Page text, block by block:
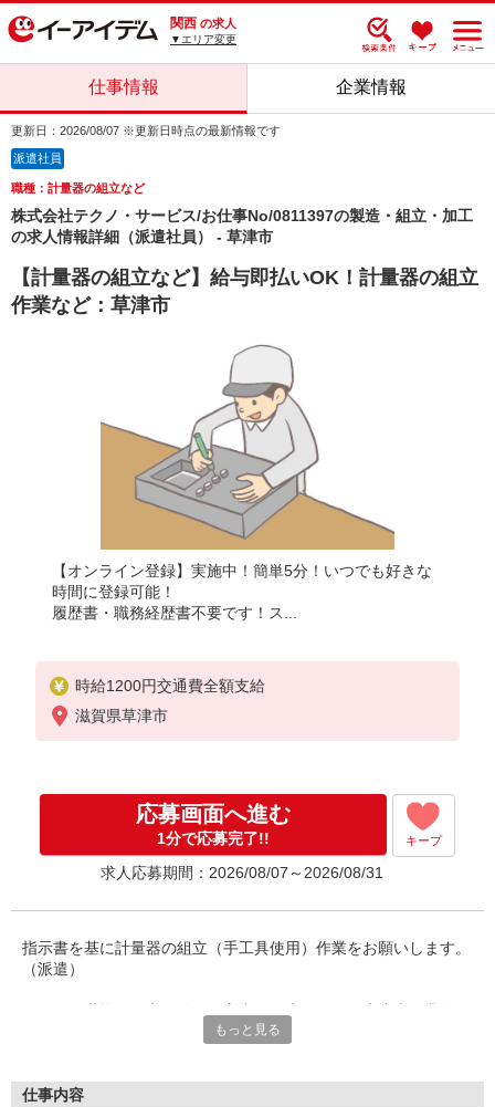
関西 の求人
▼エリア変更
仕事情報 企業情報
更新日：2026/08/07 ※更新日時点の最新情報です
派遣社員
職種：計量器の組立など
株式会社テクノ・サービス/お仕事No/0811397の製造・組立・加工
の求人情報詳細（派遣社員） - 草津市
【計量器の組立など】給与即払いOK！計量器の組立
作業など：草津市
【オンライン登録】実施中！簡単5分！いつでも好きな
時間に登録可能！
履歴書・職務経歴書不要です！ス...
時給1200円交通費全額支給
滋賀県草津市
応募画面へ進む
1分で応募完了!! キープ
求人応募期間：2026/08/07～2026/08/31
指示書を基に計量器の組立（手工具使用）作業をお願いします。
（派遣）
熟のためのOJTがあり安心。
給与即払いサービスは就業状況によって利用できないケースがご
もっと見る
仕事内容